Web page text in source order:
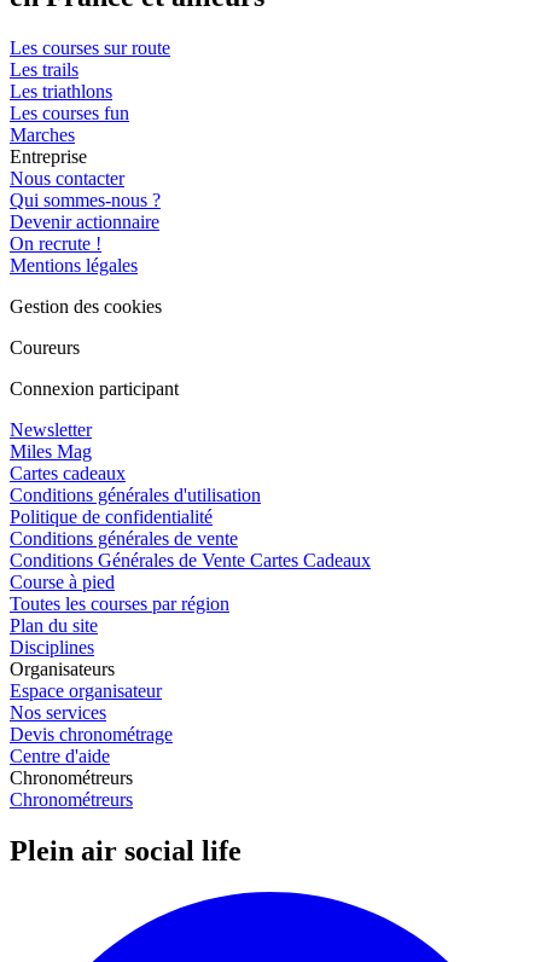
Les courses sur route
Les trails
Les triathlons
Les courses fun
Marches
Entreprise
Nous contacter
Qui sommes-nous ?
Devenir actionnaire
On recrute !
Mentions légales
Gestion des cookies
Coureurs
Connexion participant
Newsletter
Miles Mag
Cartes cadeaux
Conditions générales d'utilisation
Politique de confidentialité
Conditions générales de vente
Conditions Générales de Vente Cartes Cadeaux
Course à pied
Toutes les courses par région
Plan du site
Disciplines
Organisateurs
Espace organisateur
Nos services
Devis chronométrage
Centre d'aide
Chronométreurs
Chronométreurs
Plein air social life